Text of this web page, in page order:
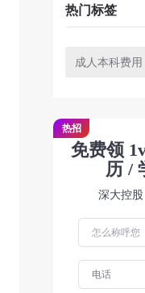
热门标签
成人本科费用
免费领
历 /
深大控
热招